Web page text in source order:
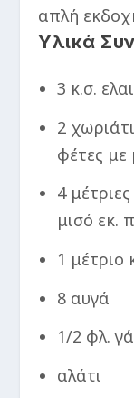
απλή
Υλικά
3 κ.σ.
2
φέτες με
4
μισό εκ.
1 μέτριο
8 αυγά
1/2 φλ.
αλάτι